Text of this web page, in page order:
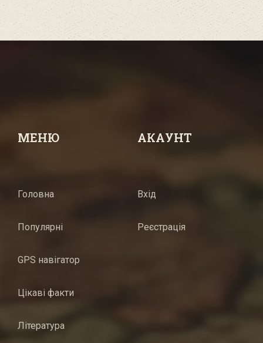
МЕНЮ
Головна
Популярні
GPS навігатор
Цікаві факти
Література
АКАУНТ
Вхід
Реєстрація